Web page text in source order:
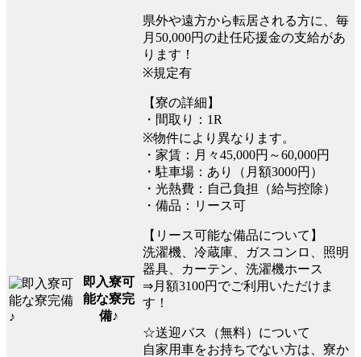
即入寮可
能な寮完
備♪
県外や遠方から転居される方に、毎
月50,000円の赴任応援金の支給があ
ります！
※規定有
【寮の詳細】
・間取り：1R
※物件により異なります。
・家賃：月々45,000円～60,000円
・駐車場：あり（月額3000円）
・光熱費：自己負担（給与控除）
・備品：リース可
【リース可能な備品について】
洗濯機、冷蔵庫、ガスコンロ、照明
器具、カーテン、洗濯機ホース
⇒月額3100円でご利用いただけま
す！
☆送迎バス（無料）について
自家用車をお持ちでない方は、寮か